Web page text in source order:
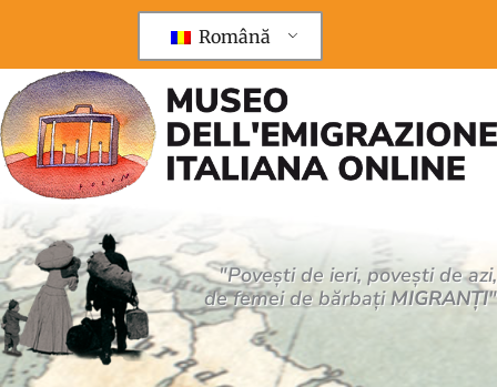
Română
"Povești de ieri, povești de azi,
de femei de bărbațiMIGRANȚI"